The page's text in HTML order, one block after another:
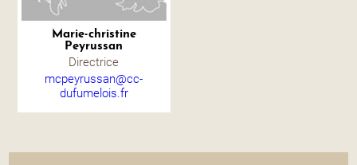
Marie-christine
Peyrussan
Directrice
mcpeyrussan@cc-
dufumelois.fr